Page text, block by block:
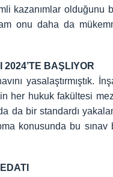
kazanımlar
onu daha da
BAŞLIYOR
yasalaştırmıştık.
her hukuk fakültesi
da bir standardı
konusunda bu